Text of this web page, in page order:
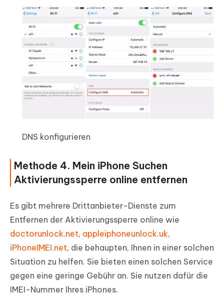
DNS konfigurieren
Methode 4. Mein iPhone Suchen
Aktivierungssperre online entfernen
Es gibt mehrere Drittanbieter-Dienste zum
Entfernen der Aktivierungssperre online wie
doctorunlock.net, appleiphoneunlock.uk,
iPhoneIMEI.net, die behaupten, Ihnen in einer solchen
Situation zu helfen. Sie bieten einen solchen Service
gegen eine geringe Gebühr an. Sie nutzen dafür die
IMEI-Nummer Ihres iPhones.